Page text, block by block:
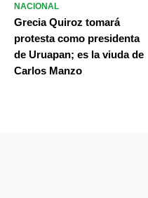
NACIONAL
Grecia Quiroz tomará
protesta como presidenta
de Uruapan; es la viuda de
Carlos Manzo